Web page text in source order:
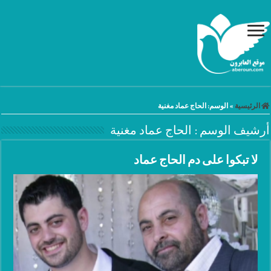
الرئيسية » الوسم:الحاج عماد مغنية
أرشيف الوسم : الحاج عماد مغنية
لا تبكوا على دم الحاج عماد